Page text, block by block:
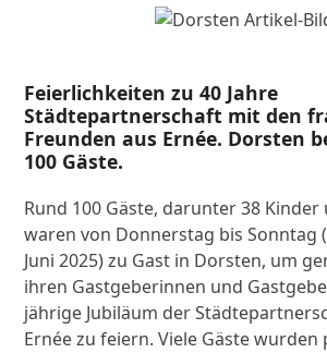
Feierlichkeiten zu 40 Jahre
Städtepartnerschaft mit den
Freunden aus Ernée. Dorsten
100 Gäste.
Rund 100 Gäste, darunter 38 Kinder
waren von Donnerstag bis Sonntag
Juni 2025) zu Gast in Dorsten, um
ihren Gastgeberinnen und
jährige Jubiläum der
Ernée zu feiern. Viele Gäste wurden